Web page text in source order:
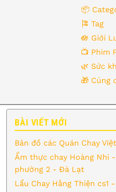
📦
🎏 Tag
🪷 Giới
📺 Phim
🌿️ Sức
🎁️ Cúng
BÀI VIẾT MỚI
Bản đồ các Quán Chay
Ẩm thực chay Hoàng Nhi -
phường 2 - Đà Lạt
Lẩu Chay Hằng Thiện cs1 -